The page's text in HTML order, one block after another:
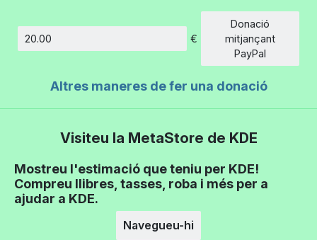
€
Donació
mitjançant
PayPal
Altres maneres de fer una donació
Visiteu la MetaStore de KDE
Mostreu l'estimació que teniu per KDE!
Compreu llibres, tasses, roba i més per a
ajudar a KDE.
Navegueu-hi